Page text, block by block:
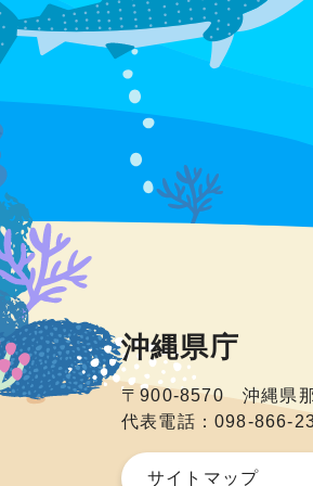
沖縄県庁
〒900-8570 沖縄県
代表電話：098-866-
サイトマップ